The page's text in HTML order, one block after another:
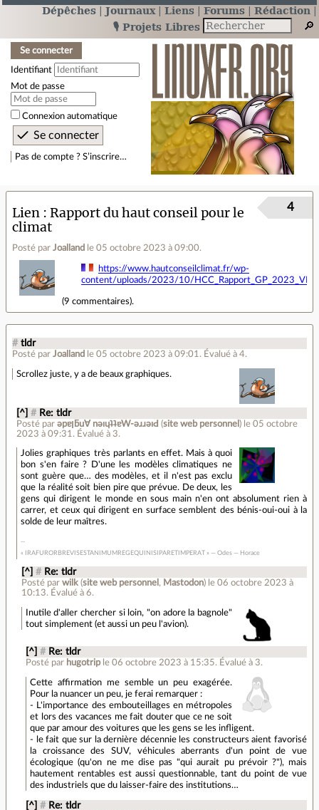
Dépêches Journaux Liens Forums
Rédaction
🎙️ Projets Libres
Se connecter
Identifiant
Mot de passe
Connexion automatique
Pas de compte ? S’inscrire…
Lien
Rapport du haut conseil pour le
climat
Posté par Joalland le 05 octobre 2023 à 09:00.
4
https://www.hautconseilclimat.fr/wp-
content/uploads/2023/10/
(9 commentaires).
# tldr
Posté par Joalland le 05 octobre 2023 à 09:01 . Évalué à 4.
Scrollez juste, y a de beaux graphiques.
[^] # Re: tldr
Posté par ǝpɐןƃu∀ nǝıɥʇʇɐW-ǝɹɹǝıԀ (site web personnel ) le 05 octobre
2023 à 09:31 . Évalué à 3.
Jolies graphiques très parlants en effet. Mais à quoi
bon s'en faire ? D'une les modèles climatiques ne
sont guère que… des modèles, et il n'est pas exclu
que la réalité soit bien pire que prévue. De deux, les
gens qui dirigent le monde en sous main n'en ont absolument rien à
carrer, et ceux qui dirigent en surface semblent des bénis-oui-oui à la
solde de leur maîtres.
« IRAFURORBREVISESTANIMUMREGEQUINISIPARETIMPERAT » — Odes — Horace
[^] # Re: tldr
Posté par wilk(site web personnel , Mastodon) le 06 octobre 2023 à
10:13. Évalué à 6.
Inutile d'aller chercher si loin, "on adore la bagnole"
tout simplement (et aussi un peu l'avion).
[^] # Re: tldr
Posté par hugotrip le 06 octobre 2023 à 15:35. Évalué à 3.
Cette affirmation me semble un peu exagérée.
Pour la nuancer un peu, je ferai remarquer :
- L'importance des embouteillages en métropoles
et lors des vacances me fait douter que ce ne soit
que par amour des voitures que les gens se les infligent.
- le fait que sur la dernière décennie les constructeurs aient favorisé
la croissance des SUV, véhicules aberrants d'un point de vue
écologique (qu'on ne me dise pas "qui aurait pu prévoir ?"), mais
hautement rentables est aussi questionnable, tant du point de vue
des industriels que du laisser-faire des institutions…
[^] # Re: tldr